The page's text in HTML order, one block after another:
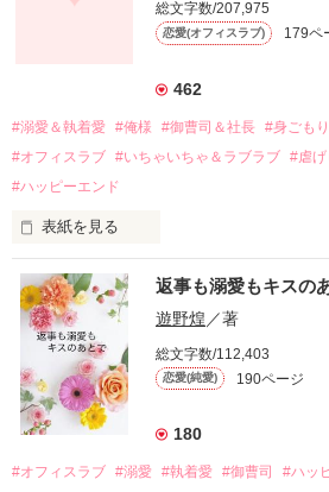
関係修復もできないまま、美桜は両親
引っ越すことになり、哲平とも離れ離れ
それから約十二年後。
過去の傷から、二度と会いたくないと
運命のような再会を果たす。
酔った勢いで一夜を共にしてしまった。
さらに、美桜が初めてだと知った哲平は
『責任をとる、結婚しよう』と真っ直
戸惑う美桜とは裏腹に、好きという気持
甘やかしてくる。
そんなある日、哲平は美桜がストーカー
遭っていることを知る。
美桜を守るため、哲平は同居を提案し
夏木美桜(なつきみお)
総文字数/207,975
恋愛(オフィスラブ) 179ペ
462
#溺愛＆執着愛 #俺様 #御曹司＆社長 #身ごも
#オフィスラブ #いちゃいちゃ＆ラブラブ #虐
#ハッピーエンド
表紙を見る
おかしな噂を流されて前の職場でうま
桜は、海外で傷心旅行をしていたとこ
い、酒の勢いもあり一夜限りの関係とな
帰国後、美桜は新しい職場でワンナイ
なんと彼の正体は、とある財閥御曹司
れて起業した新進気鋭の実業家、社内
――御影恭司その人だったのだ――！
なぜか恭司から飼い猫の世話係を命
の関係となってしまい――？
返事も溺愛もキスの
遊野煌 ／著
総文字数/112,403
恋愛(純愛) 190ページ
180
#オフィスラブ #溺愛 #執着愛 #御曹司 #ハッ